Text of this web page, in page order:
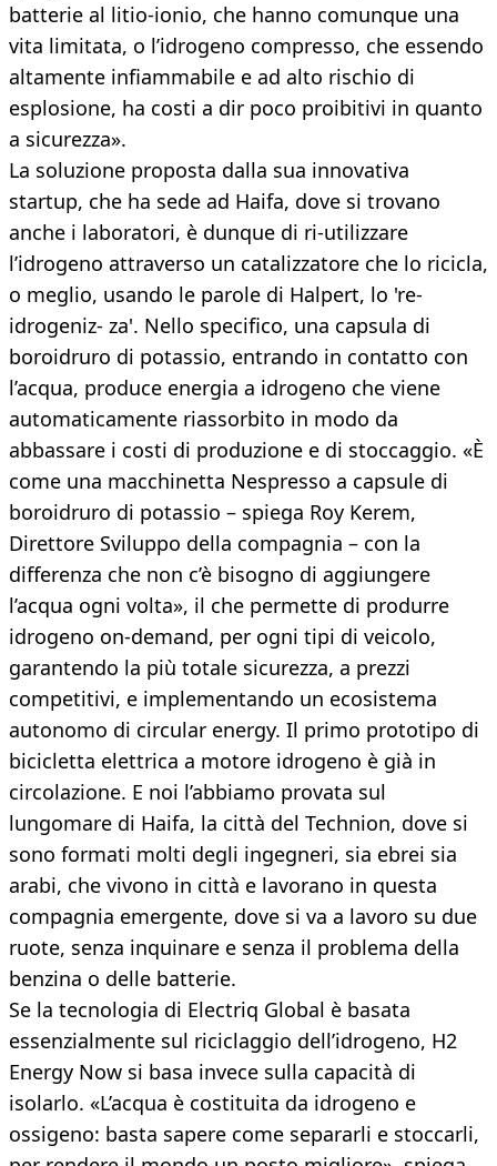
batterie al litio-ionio, che hanno comunque una
vita limitata, o l’idrogeno compresso, che essendo
altamente infiammabile e ad alto rischio di
esplosione, ha costi a dir poco proibitivi in quanto
a sicurezza».
La soluzione proposta dalla sua innovativa
startup, che ha sede ad Haifa, dove si trovano
anche i laboratori, è dunque di ri-utilizzare
l’idrogeno attraverso un catalizzatore che lo ricicla,
o meglio, usando le parole di Halpert, lo 're-
idrogeniz- za'. Nello specifico, una capsula di
boroidruro di potassio, entrando in contatto con
l’acqua, produce energia a idrogeno che viene
automaticamente riassorbito in modo da
abbassare i costi di produzione e di stoccaggio. «È
come una macchinetta Nespresso a capsule di
boroidruro di potassio – spiega Roy Kerem,
Direttore Sviluppo della compagnia – con la
differenza che non c’è bisogno di aggiungere
l’acqua ogni volta», il che permette di produrre
idrogeno on-demand, per ogni tipi di veicolo,
garantendo la più totale sicurezza, a prezzi
competitivi, e implementando un ecosistema
autonomo di circular energy. Il primo prototipo di
bicicletta elettrica a motore idrogeno è già in
circolazione. E noi l’abbiamo provata sul
lungomare di Haifa, la città del Technion, dove si
sono formati molti degli ingegneri, sia ebrei sia
arabi, che vivono in città e lavorano in questa
compagnia emergente, dove si va a lavoro su due
ruote, senza inquinare e senza il problema della
benzina o delle batterie.
Se la tecnologia di Electriq Global è basata
essenzialmente sul riciclaggio dell’idrogeno, H2
Energy Now si basa invece sulla capacità di
isolarlo. «L’acqua è costituita da idrogeno e
ossigeno: basta sapere come separarli e stoccarli,